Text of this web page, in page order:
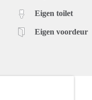
Eigen toilet
Eigen voordeur